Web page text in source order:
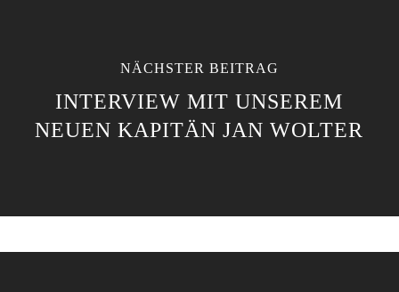
NÄCHSTER BEITRAG
INTERVIEW MIT UNSEREM
NEUEN KAPITÄN JAN WOLTER